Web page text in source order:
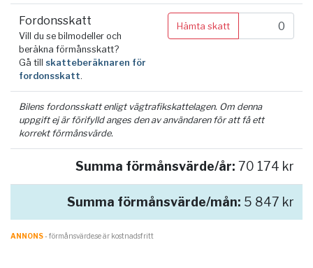
Fordonsskatt
Vill du se bilmodeller och
beräkna förmånsskatt?
Gå till skatteberäknaren för
fordonsskatt.
Hämta skatt
Bilens fordonsskatt enligt vägtrafikskattelagen. Om denna
uppgift ej är förifylld anges den av användaren för att få ett
korrekt förmånsvärde.
Summa förmånsvärde/år: 70 174 kr
Summa förmånsvärde/mån: 5 847 kr
ANNONS- förmånsvärde.se är kostnadsfritt